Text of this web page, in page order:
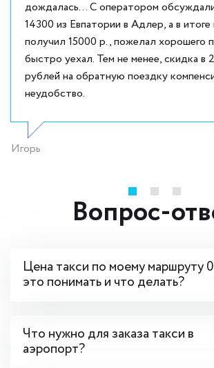
дождалась... С оператором
14300 из Евпатории в Адлер, а в
получил 15000 р., пожелал хорошего
быстро уехал. Тем не менее, скидка в
рублей на обратную поездку
неудобство.
Игорь
Вопрос-
Цена такси по моему маршруту
это понимать и что делать?
Что нужно для заказа такси в
аэропорт?